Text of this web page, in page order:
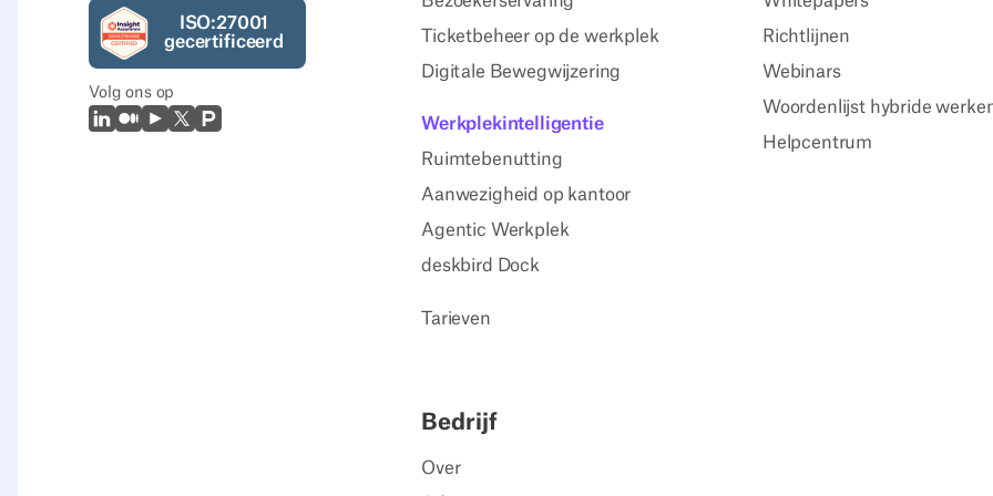
ISO:27001
gecertificeerd
Volg ons op
LinkedIn
Medium
Youtube
X (Twitter)
Prodcut Hunt
Ticketbeheer op de werkplek
Digitale Bewegwijzering
Werkplekintelligentie
Ruimtebenutting
Aanwezigheid op kantoor
Agentic Werkplek
deskbird Dock
Tarieven
Richtlijnen
Webinars
Woordenlijst hybride
Helpcentrum
Bedrijf
Over